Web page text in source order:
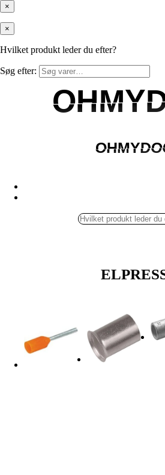
×
×
Hvilket produkt leder du efter?
Søg efter: